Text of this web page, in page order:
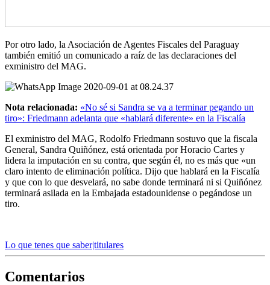
Por otro lado, la Asociación de Agentes Fiscales del Paraguay
también emitió un comunicado a raíz de las declaraciones del
exministro del MAG.
Nota relacionada: «No sé si Sandra se va a terminar pegando un
tiro»: Friedmann adelanta que «hablará diferente» en la Fiscalía
El exministro del MAG, Rodolfo Friedmann sostuvo que la fiscala
General, Sandra Quiñónez, está orientada por Horacio Cartes y
lidera la imputación en su contra, que según él, no es más que «un
claro intento de eliminación política. Dijo que hablará en la Fiscalía
y que con lo que desvelará, no sabe donde terminará ni si Quiñónez
terminará asilada en la Embajada estadounidense o pegándose un
tiro.
Lo que tenes que saber|titulares
Comentarios